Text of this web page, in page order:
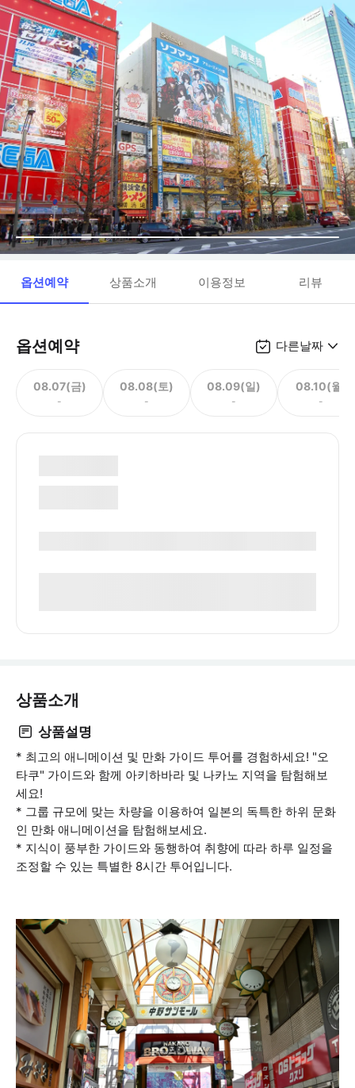
옵션예약 상품소개 이용정보 리뷰
옵션예약 다른날짜
08.07(금)
-
08.08(토)
-
08.09(일)
-
08.10(월)
-
상품소개
상품설명
* 최고의 애니메이션 및 만화 가이드 투어를 경험하세요! "오
타쿠" 가이드와 함께 아키하바라 및 나카노 지역을 탐험해보
세요!
* 그룹 규모에 맞는 차량을 이용하여 일본의 독특한 하위 문화
인 만화 애니메이션을 탐험해보세요.
* 지식이 풍부한 가이드와 동행하여 취향에 따라 하루 일정을
조정할 수 있는 특별한 8시간 투어입니다.